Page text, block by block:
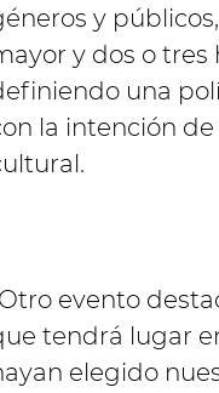
y
y dos o tres
una
la intención
evento
tendrá lugar
elegido